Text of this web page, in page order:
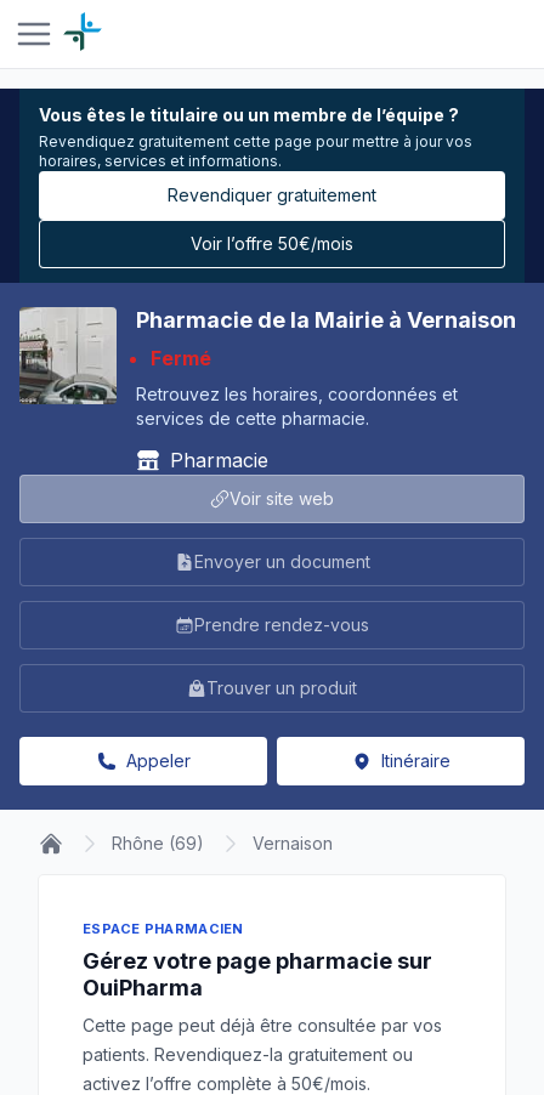
Vous êtes le titulaire ou un membre de l’équipe ?
Revendiquez gratuitement cette page pour mettre à jour vos
horaires, services et informations.
Revendiquer gratuitement
Voir l’offre 50€/mois
Pharmacie de la Mairie à Vernaison
Fermé
Retrouvez les horaires, coordonnées et
services de cette pharmacie.
Pharmacie
Voir site web
Envoyer un document
Prendre rendez-vous
Trouver un produit
Appeler Itinéraire
Rhône (69) Vernaison
ESPACE PHARMACIEN
Gérez votre page pharmacie sur
OuiPharma
Cette page peut déjà être consultée par vos
patients. Revendiquez-la gratuitement ou
activez l’offre complète à 50€/mois.